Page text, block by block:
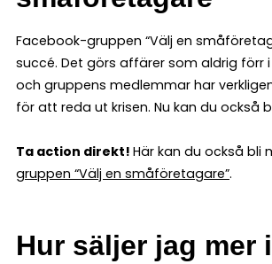
Facebook-gruppen “Välj en
succé. Det görs affärer som aldrig förr
och gruppens medlemmar har
för att reda ut krisen. Nu kan du också
Ta action direkt! Här kan du också bli
gruppen “Välj en småföretagare”.
Hur säljer jag mer